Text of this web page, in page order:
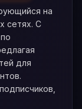
на
сетях. С
для